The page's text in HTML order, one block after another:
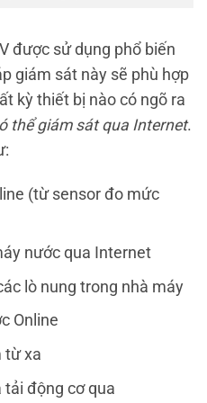
được sử dụng phổ biến
giám sát này sẽ phù hợp
kỳ thiết bị nào có ngõ ra
thể giám sát qua Internet.
(từ sensor đo mức
nước qua Internet
lò nung trong nhà máy
Online
từ xa
tải động cơ qua